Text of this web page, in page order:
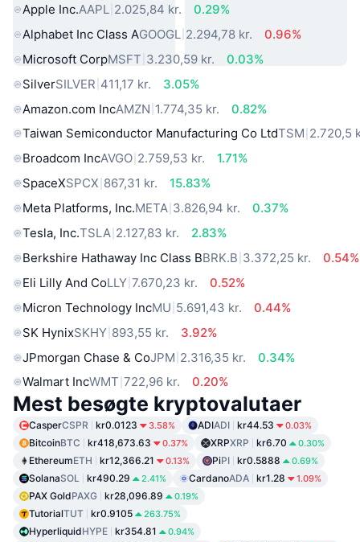
Apple Inc.AAPL 2.025,84 kr.
0.29%
Alphabet Inc Class AGOOGL 2.294,78 kr.
0.96%
Microsoft CorpMSFT 3.230,59 kr.
0.03%
SilverSILVER 411,17 kr.
3.05%
Amazon.com IncAMZN 1.774,35 kr.
0.82%
Taiwan Semiconductor Manufacturing Co LtdTSM 2.720,5
Broadcom IncAVGO 2.759,53 kr.
1.71%
SpaceXSPCX 867,31 kr.
15.83%
Meta Platforms, Inc.META 3.826,94 kr.
0.37%
Tesla, Inc.TSLA 2.127,83 kr.
2.83%
Berkshire Hathaway Inc Class BBRK.B 3.372,25 kr.
0.54%
Eli Lilly And CoLLY 7.670,23 kr.
0.52%
Micron Technology IncMU 5.691,43 kr.
0.44%
SK HynixSKHY 893,55 kr.
3.92%
JPmorgan Chase & CoJPM 2.316,35 kr.
0.34%
Walmart IncWMT 722,96 kr. 0.20%
Mest besøgte kryptovalutaer
CasperCSPR kr0.0123 3.58% ADIADI kr44.53 0.03%
BitcoinBTC kr418,673.63 0.37% XRPXRP kr6.70 0.30%
EthereumETH kr12,366.21 0.13% PiPI kr0.5888 0.69%
SolanaSOL kr490.29 2.41% CardanoADA kr1.28 1.09%
PAX GoldPAXG kr28,096.89 0.19%
TutorialTUT kr0.9105 263.75%
HyperliquidHYPE kr354.81 0.94%